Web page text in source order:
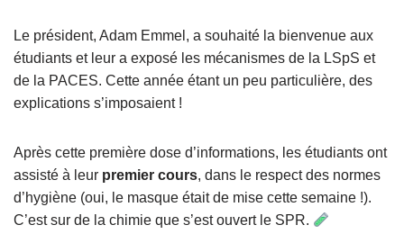
Le président, Adam Emmel, a souhaité la bienvenue aux
étudiants et leur a exposé les mécanismes de la LSpS et
de la PACES. Cette année étant un peu particulière, des
explications s’imposaient !
Après cette première dose d’informations, les étudiants ont
assisté à leur premier cours, dans le respect des normes
d’hygiène (oui, le masque était de mise cette semaine !).
C’est sur de la chimie que s’est ouvert le SPR.